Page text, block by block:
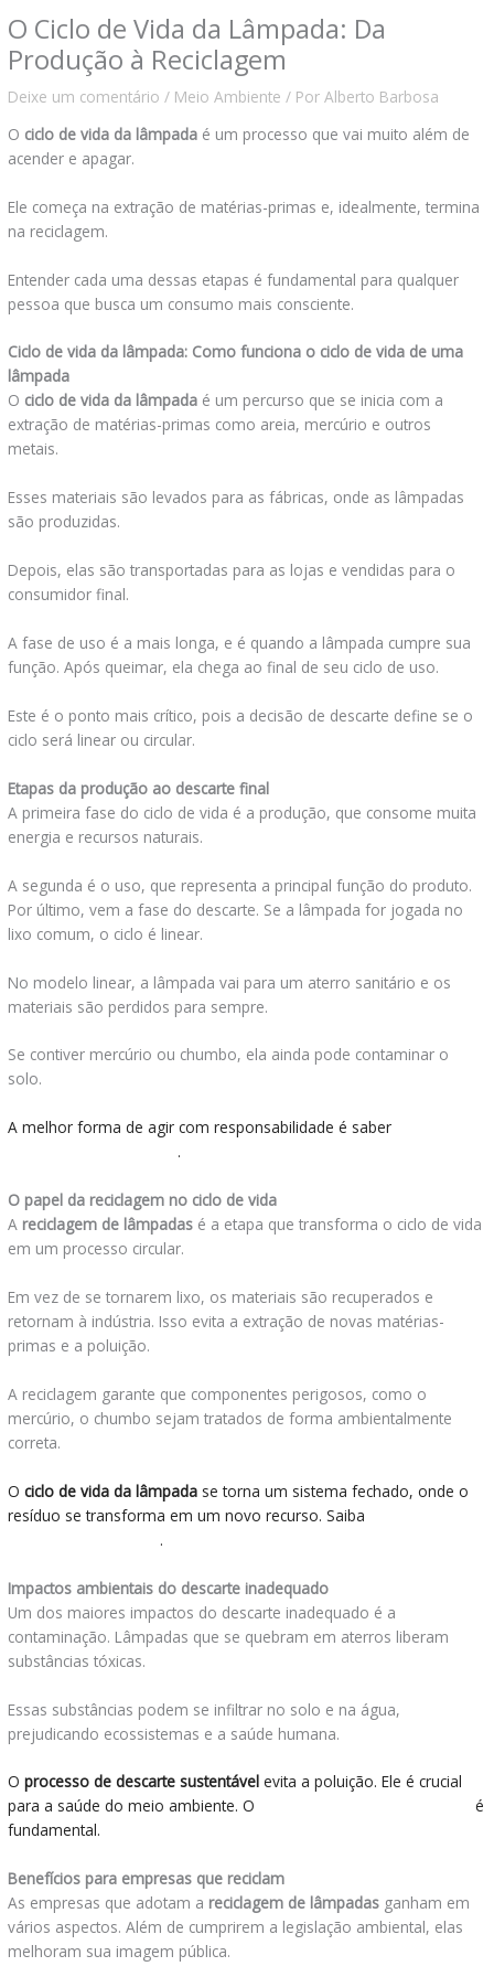
O Ciclo de Vida da Lâmpada: Da
Produção à Reciclagem
Deixe um comentário / Meio Ambiente / PorAlberto Barbosa
O ciclo de vida da lâmpada é um processo que vai muito além de
acender e apagar.
Ele começa na extração de matérias-primas e, idealmente, termina
na reciclagem.
Entender cada uma dessas etapas é fundamental para qualquer
pessoa que busca um consumo mais consciente.
Ciclo de vida da lâmpada: Como funciona o ciclo de vida de uma
lâmpada
O ciclo de vida da lâmpada é um percurso que se inicia com a
extração de matérias-primas como areia, mercúrio e outros
metais.
Esses materiais são levados para as fábricas, onde as lâmpadas
são produzidas.
Depois, elas são transportadas para as lojas e vendidas para o
consumidor final.
A fase de uso é a mais longa, e é quando a lâmpada cumpre sua
função. Após queimar, ela chega ao final de seu ciclo de uso.
Este é o ponto mais crítico, pois a decisão de descarte define se o
ciclo será linear ou circular.
Etapas da produção ao descarte final
A primeira fase do ciclo de vida é a produção, que consome muita
energia e recursos naturais.
A segunda é o uso, que representa a principal função do produto.
Por último, vem a fase do descarte. Se a lâmpada for jogada no
lixo comum, o ciclo é linear.
No modelo linear, a lâmpada vai para um aterro sanitário e os
materiais são perdidos para sempre.
Se contiver mercúrio ou chumbo, ela ainda pode contaminar o
solo.
A melhor forma de agir com responsabilidade é saber
.
O papel da reciclagem no ciclo de vida
A reciclagem de lâmpadas é a etapa que transforma o ciclo de vida
em um processo circular.
Em vez de se tornarem lixo, os materiais são recuperados e
retornam à indústria. Isso evita a extração de novas matérias-
primas e a poluição.
A reciclagem garante que componentes perigosos, como o
mercúrio, o chumbo sejam tratados de forma ambientalmente
correta.
Ociclo de vida da lâmpada se torna um sistema fechado, onde o
resíduo se transforma em um novo recurso. Saiba
.
Impactos ambientais do descarte inadequado
Um dos maiores impactos do descarte inadequado é a
contaminação. Lâmpadas que se quebram em aterros liberam
substâncias tóxicas.
Essas substâncias podem se infiltrar no solo e na água,
prejudicando ecossistemas e a saúde humana.
Oprocesso de descarte sustentável evita a poluição. Ele é crucial
para a saúde do meio ambiente. O
é
fundamental.
Benefícios para empresas que reciclam
As empresas que adotam a reciclagem de lâmpadas ganham em
vários aspectos. Além de cumprirem a legislação ambiental, elas
melhoram sua imagem pública.